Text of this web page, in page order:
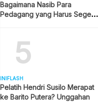
Bagaimana Nasib Para
Pedagang yang Harus Segera
5
INIFLASH
Pelatih Hendri Susilo Merapat
ke Barito Putera? Unggahan